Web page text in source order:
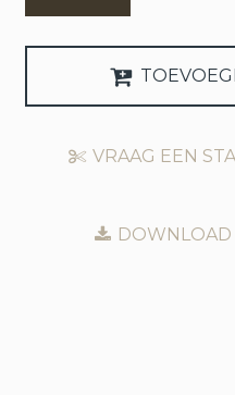
VRAAG EEN